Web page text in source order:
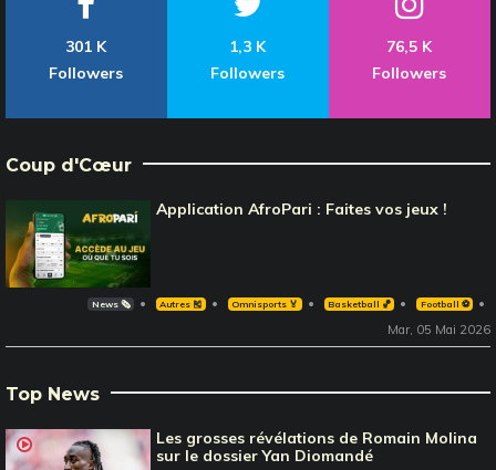
301 K
Followers
1,3 K
Followers
76,5 K
Followers
Coup d'Cœur
Application AfroPari : Faites vos jeux !
News 🗞️ Autres 🎽 Omnisports 🏅 Basketball 🏀 Football ⚽️
Mar, 05 Mai 2026
Top News
Les grosses révélations de Romain Molina
sur le dossier Yan Diomandé